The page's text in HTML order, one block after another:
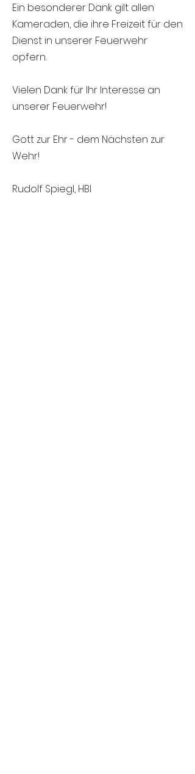
Ein besonderer Dank gilt allen
Kameraden, die ihre Freizeit für den
Dienst in unserer Feuerwehr
opfern.
Vielen Dank für Ihr Interesse an
unserer Feuerwehr!
Gott zur Ehr - dem Nächsten zur
Wehr!
Rudolf Spiegl, HBI